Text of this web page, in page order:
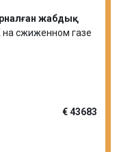
жабдық
сжиженном газе
€ 43683